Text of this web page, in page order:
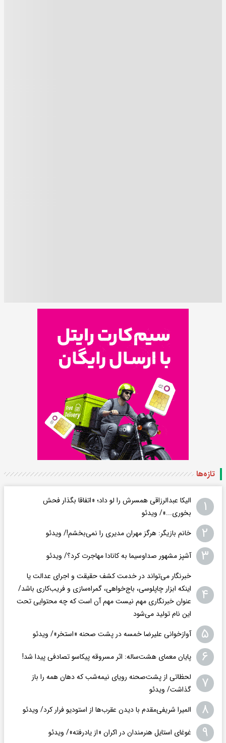
تازه‌ها
۱
الیکا عبدالرزاقی همسرش را لو داد؛ «اتفاقا بگذار فحش
بخوری...»/ ویدئو
۲ خانم بازیگر: هرگز مهران مدیری را نمی‌بخشم!/ ویدئو
۳ آشپز مشهور صداوسیما به کانادا مهاجرت کرد؟/ ویدئو
۴
خبرنگار می‌تواند در خدمت کشف حقیقت و اجرای عدالت یا
اینکه ابزار چاپلوسی، باج‌خواهی، گمراه‌سازی و فریب‌کاری باشد/
عنوان خبرنگاری مهم نیست مهم آن است که چه محتوایی تحت
این نام تولید می‌شود
۵ آوازخوانی علیرضا خمسه در پشت صحنه «استخر»/ ویدئو
۶ پایان معمای هشت‌ساله: اثر مسروقه پیکاسو تصادفی پیدا شد!
۷
لحظاتی از پشت‌صحنه رویای نیمه‌شب که دهان همه را باز
گذاشت/ ویدئو
۸ المیرا شریفی‌مقدم با دیدن عقرب‌ها از استودیو فرار کرد/ ویدئو
۹ غوغای استایل هنرمندان در اکران «از یادرفته»/ ویدئو